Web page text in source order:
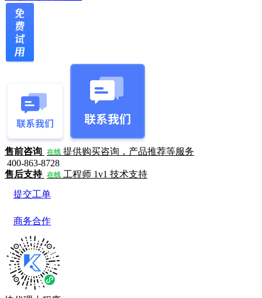
售前咨询 在线 提供购买咨询，产品推荐等服务
400-863-8728
售后支持 在线 工程师 1v1 技术支持
提交工单
商务合作